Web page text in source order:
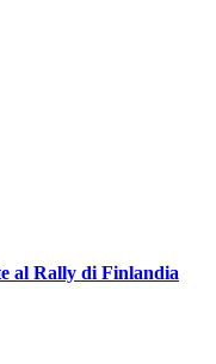
al Rally di Finlandia